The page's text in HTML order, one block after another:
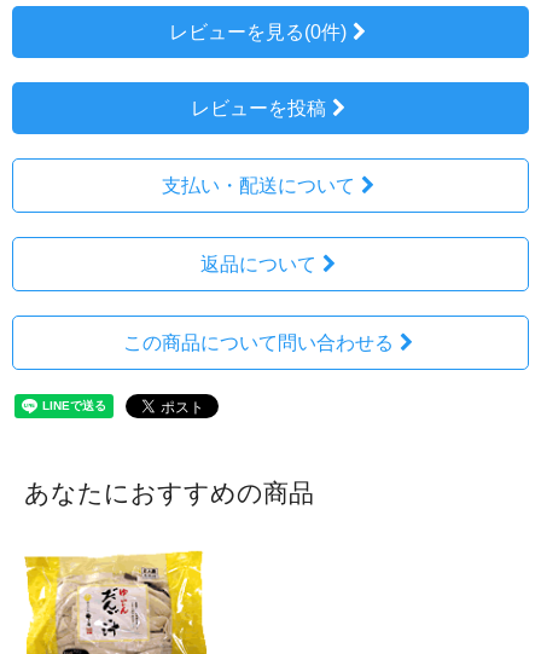
レビューを見る(0件)
レビューを投稿
支払い・配送について
返品について
この商品について問い合わせる
あなたにおすすめの商品